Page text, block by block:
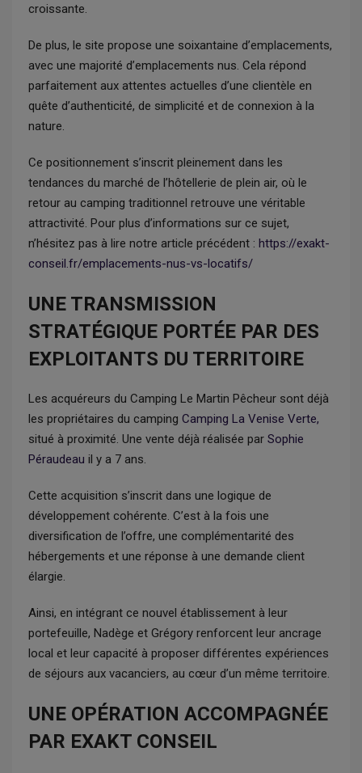
croissante.
De plus, le site propose une soixantaine d’emplacements,
avec une majorité d’emplacements nus. Cela répond
parfaitement aux attentes actuelles d’une clientèle en
quête d’authenticité, de simplicité et de connexion à la
nature.
Ce positionnement s’inscrit pleinement dans les
tendances du marché de l’hôtellerie de plein air, où le
retour au camping traditionnel retrouve une véritable
attractivité. Pour plus d’informations sur ce sujet,
n’hésitez pas à lire notre article précédent : https://exakt-
conseil.fr/emplacements-nus-vs-locatifs/
UNE TRANSMISSION
STRATÉGIQUE PORTÉE PAR DES
EXPLOITANTS DU TERRITOIRE
Les acquéreurs du Camping Le Martin Pêcheur sont déjà
les propriétaires du camping Camping La Venise Verte,
situé à proximité. Une vente déjà réalisée par Sophie
Péraudeau il y a 7 ans.
Cette acquisition s’inscrit dans une logique de
développement cohérente. C’est à la fois une
diversification de l’offre, une complémentarité des
hébergements et une réponse à une demande client
élargie.
Ainsi, en intégrant ce nouvel établissement à leur
portefeuille, Nadège et Grégory renforcent leur ancrage
local et leur capacité à proposer différentes expériences
de séjours aux vacanciers, au cœur d’un même territoire.
UNE OPÉRATION ACCOMPAGNÉE
PAR EXAKT CONSEIL